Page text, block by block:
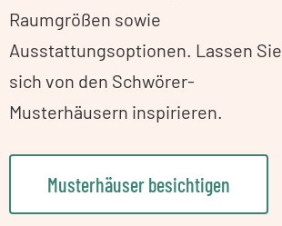
Raumgrößen sowie
Ausstattungsoptionen. Lassen Sie
sich von den Schwörer-
Musterhäusern inspirieren.
Musterhäuser besichtigen